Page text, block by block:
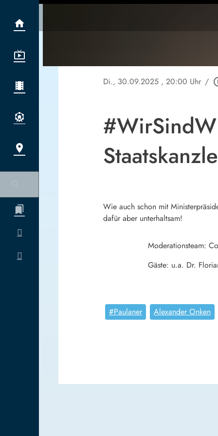
Di., 30.09.2025 , 20:00 Uhr /
Wie auch schon mit
dafür aber unterhaltsam!
Moderationsteam:
Gäste: u.a. Dr.
#Paulaner Alexander Onken